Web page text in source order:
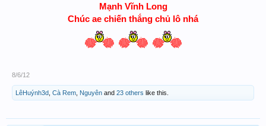
Mạnh Vĩnh Long
Chúc ae chiến thắng chủ lô nhá
8/6/12
LêHuýnh3d Cà Rem Nguyên and 23 others like this.